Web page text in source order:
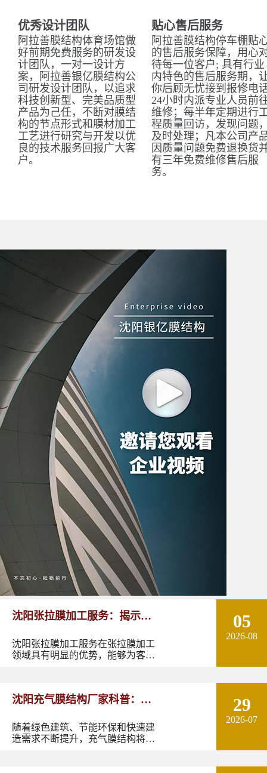
优秀设计团队
阿拉善膜结构体育场馆做
好前期免费服务的研发设
计团队，一对一设计方
案，阿拉善银亿膜结构公
司研发设计团队，以追求
科技创新型、完美品质型
产品为己任，不断对膜结
构的节点形式和膜材加工
工艺进行研究与开发以优
良的技术服务回报广大客
户。
贴心售后服务
阿拉善膜结构停车棚贴
的售后服务保障，用心
待每一位客户; 具有行业
内特色的售后服务期，
你后顾无忧接到报修电
24小时内派专业人员前
维修；每半年定期进行
程质量回访，发现问题
及时处理；凡本公司产
因质量问题免费退换货
有三年免费维修售后服
务。
沈阳张拉膜加工服务：揭示张
拉膜加工的实用优势
沈阳张拉膜加工服务在张拉膜加工
领域具有明显的优势，能够为客户
发出独特的魅力。
05
2026-08
沈阳充气膜结构厂家科普：了
解充气膜建筑优势、价格及应
用领域
随着绿色建筑、节能环保和快速建
造需求不断提升，充气膜结构将在
29
2026-07